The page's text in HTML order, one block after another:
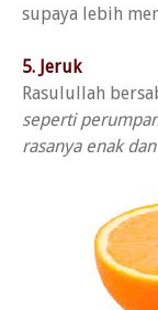
supaya lebih
5. Jeruk
Rasulullah
seperti
rasanya enak